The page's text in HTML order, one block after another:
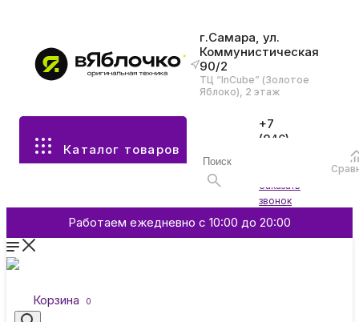
г.Самара, ул.
Коммунистическая
90/2
ТЦ “InCube” (Золотое
Яблоко), 2 этаж
Каталог товаров
+7
(846)
Заказать
звонок
Работаем ежедневно с 10:00 до 20:00
Корзина 0
Все разделы каталога
Аксессуары
Смартфоны и гаджеты